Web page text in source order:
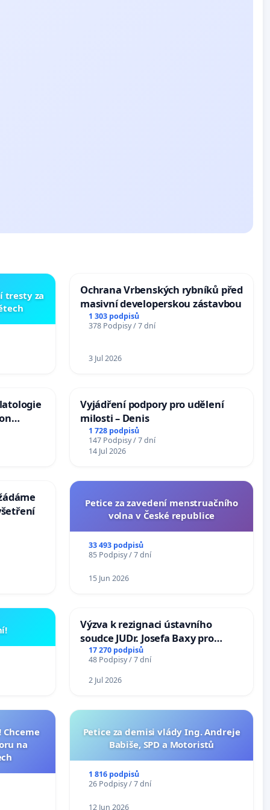
tresty za
Ochrana Vrbenských rybníků před
masivní developerskou zástavbou
1 303 podpisů
378 Podpisy / 7 dní
3 Jul 2026
Vyjádření podpory pro udělení
milosti – Denis
1 728 podpisů
147 Podpisy / 7 dní
14 Jul 2026
Petice za zavedení menstruačního
volna v České republice
33 493 podpisů
85 Podpisy / 7 dní
15 Jun 2026
Výzva k rezignaci ústavního
soudce JUDr. Josefa Baxy pro
ohrožení důvěry ve spravedlivý
proces
17 270 podpisů
48 Podpisy / 7 dní
2 Jul 2026
Chceme
na
Petice za demisi vlády Ing. Andreje
Babiše, SPD a Motoristů
1 816 podpisů
26 Podpisy / 7 dní
12 Jun 2026